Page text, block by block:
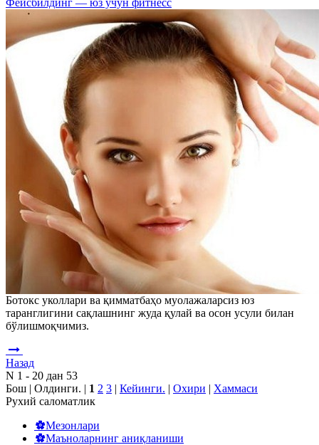
Фейсбилдинг — юз учун фитнесс
Ботокс уколлари ва қимматбаҳо муолажаларсиз юз
таранглигини сақлашнинг жуда қулай ва осон усули билан
бўлишмоқчимиз.
Назад
N 1 - 20 дан 53
Бош | Олдинги. | 1 2 3 | Кейинги. | Охири | Хаммаси
Рухий саломатлик
Мезонлари
Маъноларнинг аниқланиши